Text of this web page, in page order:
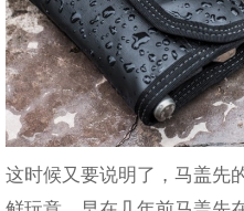
这时候又要说明了，马盖先